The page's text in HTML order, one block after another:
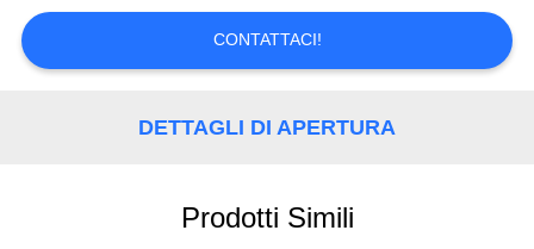
UNA
CITAZIONE
CONTATTACI!
DETTAGLI DI APERTURA
Prodotti Simili